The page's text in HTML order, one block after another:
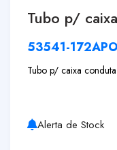
Tubo p/
53541-172APO
Tubo p/ caixa
Alerta de Stock